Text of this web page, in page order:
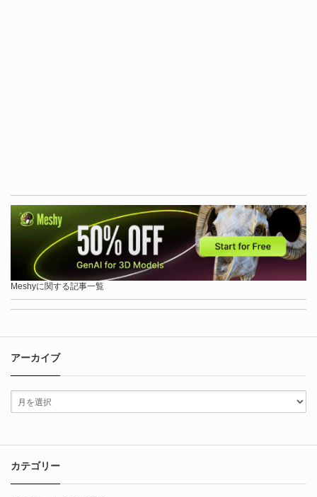
Meshyに関する記事一覧
アーカイブ
カテゴリー